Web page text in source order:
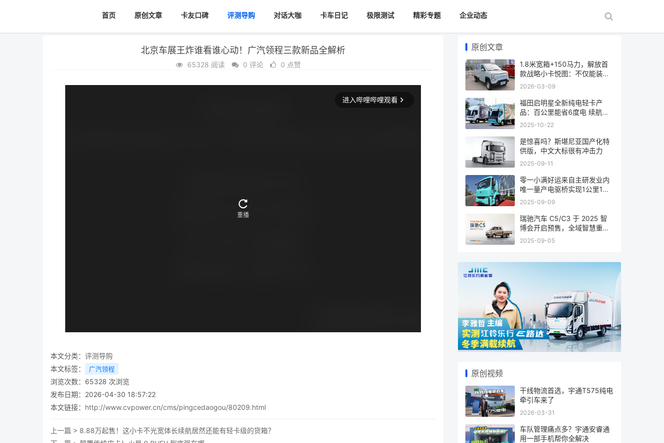
首页 原创文章 卡友口碑 评测导购 对话大咖 卡车日记 极限测试 精彩专题 企业动态
北京车展王炸谁看谁心动！广汽领程三款新品全解析
65328 阅读 0 评论 0 点赞
本文分类： 评测导购
本文标签：
广汽领程
浏览次数： 65328 次浏览
发布日期：2026-04-30 18:57:22
本文链接： http://www.cvpower.cn/cms/pingcedaogou/80209.html
上一篇 > 8.88万起售！这小卡不光宽体长续航居然还能有轻卡级的货箱？
原创文章
1.8米宽箱+150马力，解放首
款战略小卡悦图：不仅能装，
更是卡友的“
2026-03-09
福田启明星全新纯电轻卡产
品：百公里能省6度电 续航
607公里
2025-10-22
是惊喜吗？斯堪尼亚国产化特
供版，中文大标很有冲击力
2025-09-11
零一小满好运来自主研发业内
唯一量产电驱桥实现1公里1度
电
2025-09-09
瑞驰汽车 C5/C3 于 2025 智
博会开启预售，全域智慧重塑
商用车
2025-09-05
原创视频
干线物流首选，宇通T575纯电
牵引车来了
2026-03-31
车队管理痛点多？宇通安睿通
用一部手机帮你全解决